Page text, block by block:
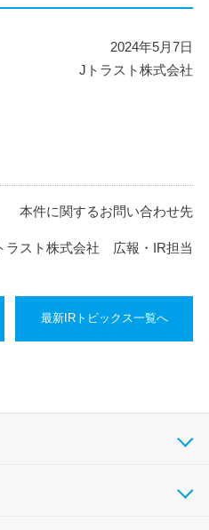
2024年5月7日
Jトラスト株式会社
本件に関するお問い合わせ先
ラスト株式会社 広報・IR担当
最新IRトピックス一覧へ